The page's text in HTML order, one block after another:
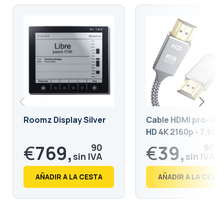
Roomz Display Silver
€769, 90
€ 931,
AÑADIR A LA CESTA
Cable HDMI pro-
HD 4K 2160p - 7,60m
€39, 90
€ 48,
AÑADIR A LA